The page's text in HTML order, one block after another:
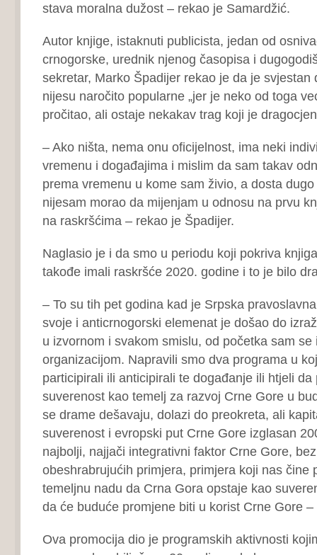
stava moralna dužost – rekao je Samardžić.
Autor knjige, istaknuti publicista, jedan od
crnogorske, urednik njenog časopisa i
sekretar, Marko Špadijer rekao je da je svjestan
nijesu naročito popularne „jer je neko od toga
pročitao, ali ostaje nekakav trag koji je
– Ako ništa, nema onu oficijelnost, ima neki
vremenu i događajima i mislim da sam takav
prema vremenu u kome sam živio, a dosta
nijesam morao da mijenjam u odnosu na prvu
na raskršćima – rekao je Špadijer.
Naglasio je i da smo u periodu koji pokriva
takođe imali raskršće 2020. godine i to je bilo
– To su tih pet godina kad je Srpska
svoje i anticrnogorski elemenat je došao do
u izvornom i svakom smislu, od početka sam se
organizacijom. Napravili smo dva programa u
participirali ili anticipirali te događanje ili htjeli da
suverenost kao temelj za razvoj Crne Gore u
se drame dešavaju, dolazi do preokreta, ali
suverenost i evropski put Crne Gore izglasan
najbolji, najjači integrativni faktor Crne Gore,
obeshrabrujućih primjera, primjera koji nas čine
temeljnu nadu da Crna Gora opstaje kao
da će buduće promjene biti u korist Crne Gore
Ova promocija dio je programskih aktivnosti